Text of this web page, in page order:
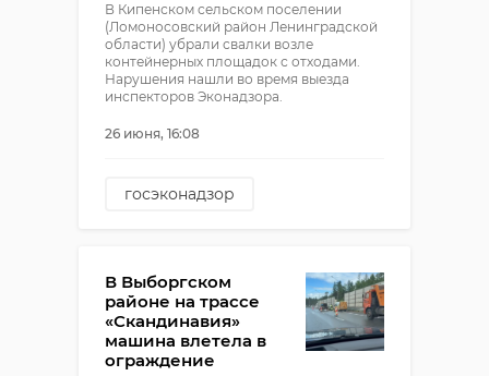
В Кипенском сельском поселении
(Ломоносовский район Ленинградской
области) убрали свалки возле
контейнерных площадок с отходами.
Нарушения нашли во время выезда
инспекторов Эконадзора.
26 июня, 16:08
госэконадзор
В Выборгском
районе на трассе
«Скандинавия»
машина влетела в
ограждение